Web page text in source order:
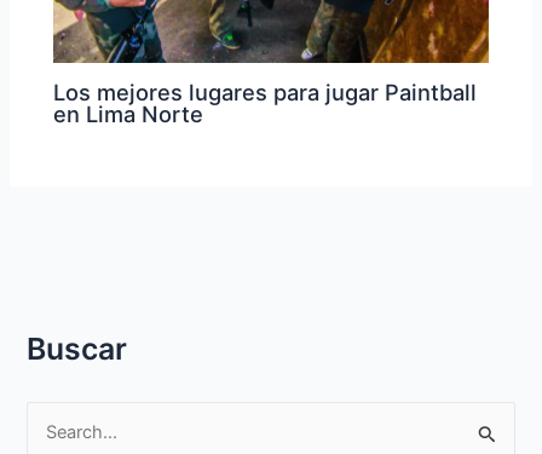
Los mejores lugares para jugar Paintball
en Lima Norte
Buscar